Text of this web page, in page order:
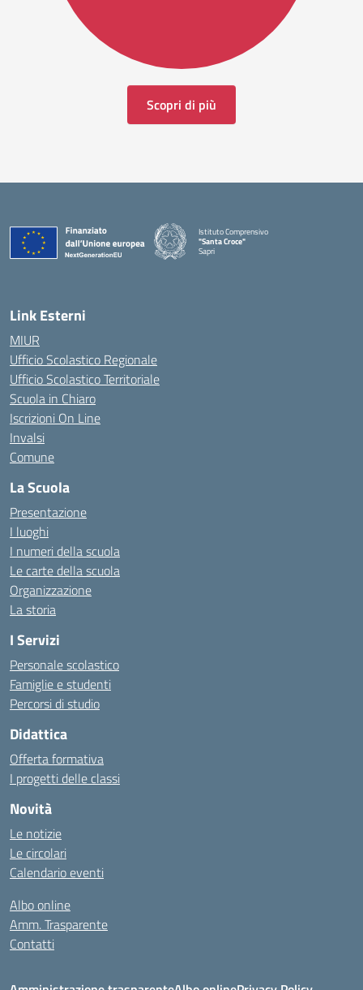
Scopri di più
Istituto Comprensivo
"Santa Croce"
Sapri
— Visita la pagina iniziale della scuola
Link Esterni
MIUR
Ufficio Scolastico Regionale
Ufficio Scolastico Territoriale
Scuola in Chiaro
Iscrizioni On Line
Invalsi
Comune
La Scuola
Presentazione
I luoghi
I numeri della scuola
Le carte della scuola
Organizzazione
La storia
I Servizi
Personale scolastico
Famiglie e studenti
Percorsi di studio
Didattica
Offerta formativa
I progetti delle classi
Novità
Le notizie
Le circolari
Calendario eventi
Albo online
Amm. Trasparente
Contatti